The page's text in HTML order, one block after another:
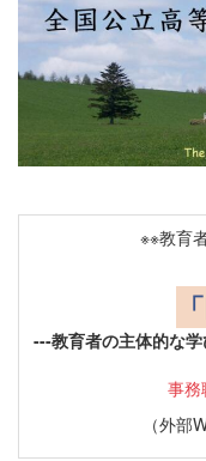
※※教育
---教育者の主体的な
事務
（外部